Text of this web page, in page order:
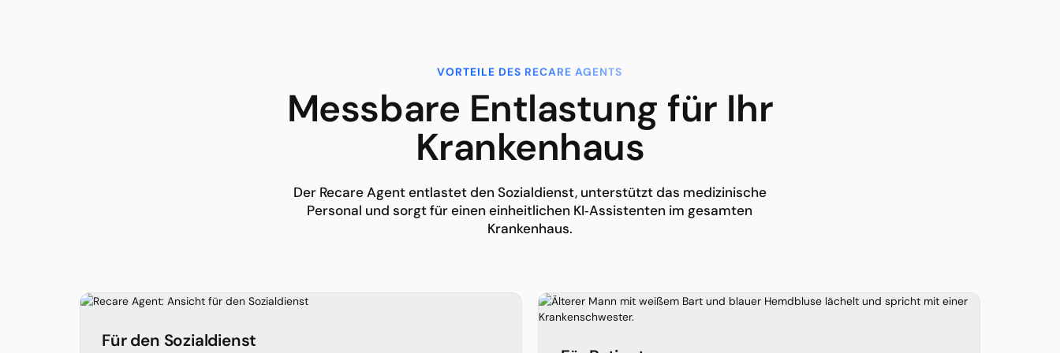
VORTEILE DES RECARE AGENTS
Messbare Entlastung für Ihr
Kranken­haus
Der Recare Agent entlastet den Sozialdienst, unterstützt das medizinische
Personal und sorgt für einen einheitlichen KI‑Assistenten im gesamten
Krankenhaus.
Für den Sozialdienst